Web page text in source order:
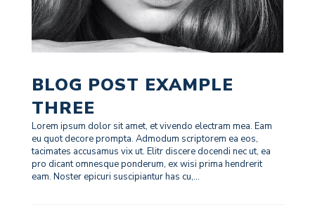
BLOG POST EXAMPLE
THREE
Lorem ipsum dolor sit amet, et vivendo electram mea. Eam
eu quot decore prompta. Admodum scriptorem ea eos,
tacimates accusamus vix ut. Elitr discere docendi nec ut, ea
pro dicant omnesque ponderum, ex wisi prima hendrerit
eam. Noster epicuri suscipiantur has cu,...